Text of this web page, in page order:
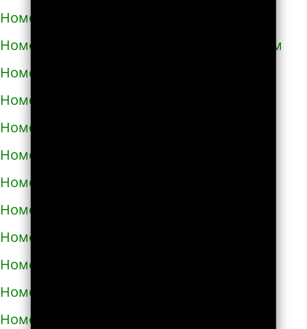
Номера телефонов такси в Кролевце
Номера телефонов такси в Кропивницком
Номера телефонов такси в Купянске
Номера телефонов такси в Ладыжине
Номера телефонов такси в Лозовой
Номера телефонов такси в Лохвице
Номера телефонов такси в Лубнах
Номера телефонов такси в Луцке
Номера телефонов такси во Львове
Номера телефонов такси в Люботине
Номера телефонов такси в Малой Виске
Номера телефонов такси в Малине